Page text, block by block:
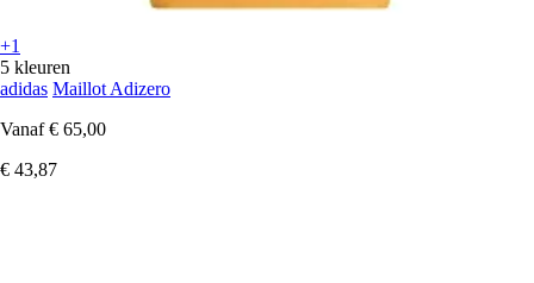
+1
5 kleuren
adidas Maillot Adizero
Vanaf € 65,00
€ 43,87